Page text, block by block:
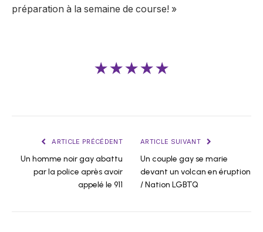
préparation à la semaine de course! »
★★★★★
ARTICLE PRÉCÉDENT
Un homme noir gay abattu
par la police après avoir
appelé le 911
ARTICLE SUIVANT
Un couple gay se marie
devant un volcan en éruption
/ Nation LGBTQ